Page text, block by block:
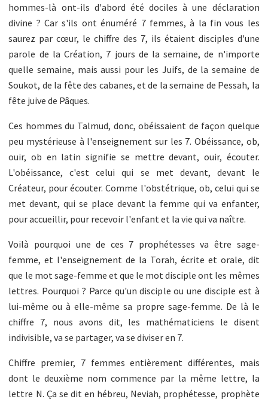
hommes-là ont-ils d'abord été dociles à une déclaration
divine ? Car s'ils ont énuméré 7 femmes, à la fin vous les
saurez par cœur, le chiffre des 7, ils étaient disciples d'une
parole de la Création, 7 jours de la semaine, de n'importe
quelle semaine, mais aussi pour les Juifs, de la semaine de
Soukot, de la fête des cabanes, et de la semaine de Pessah, la
fête juive de Pâques.
Ces hommes du Talmud, donc, obéissaient de façon quelque
peu mystérieuse à l'enseignement sur les 7. Obéissance, ob,
ouir, ob en latin signifie se mettre devant, ouir, écouter.
L'obéissance, c'est celui qui se met devant, devant le
Créateur, pour écouter. Comme l'obstétrique, ob, celui qui se
met devant, qui se place devant la femme qui va enfanter,
pour accueillir, pour recevoir l'enfant et la vie qui va naître.
Voilà pourquoi une de ces 7 prophétesses va être sage-
femme, et l'enseignement de la Torah, écrite et orale, dit
que le mot sage-femme et que le mot disciple ont les mêmes
lettres. Pourquoi ? Parce qu'un disciple ou une disciple est à
lui-même ou à elle-même sa propre sage-femme. De là le
chiffre 7, nous avons dit, les mathématiciens le disent
indivisible, va se partager, va se diviser en 7.
Chiffre premier, 7 femmes entièrement différentes, mais
dont le deuxième nom commence par la même lettre, la
lettre N. Ça se dit en hébreu, Neviah, prophétesse, prophète